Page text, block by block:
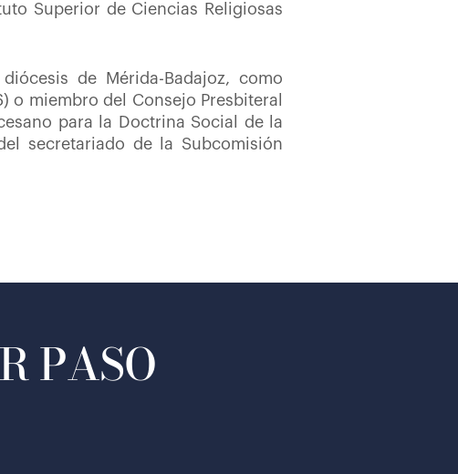
Superior de Ciencias Religiosas
de Mérida-Badajoz, como
o miembro del Consejo Presbiteral
para la Doctrina Social de la
secretariado de la Subcomisión
PASO